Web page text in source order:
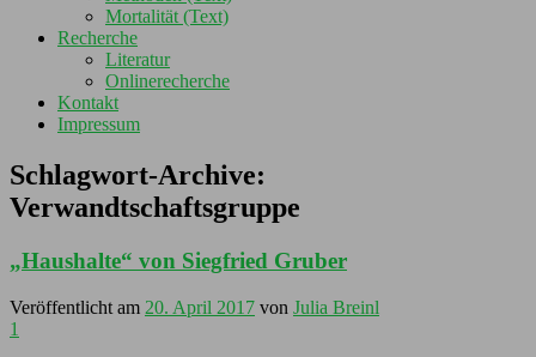
Mortalität (Text)
Recherche
Literatur
Onlinerecherche
Kontakt
Impressum
Schlagwort-Archive:
Verwandtschaftsgruppe
„Haushalte“ von Siegfried Gruber
Veröffentlicht am 20. April 2017 von Julia Breinl
1